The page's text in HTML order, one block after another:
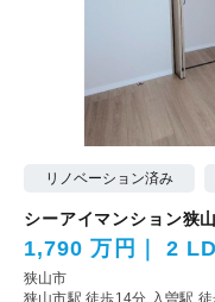
リノベーション済み
シーアイマンション狭山
1,790 万円 2
狭山市
狭山市駅 徒歩14分 入曽駅